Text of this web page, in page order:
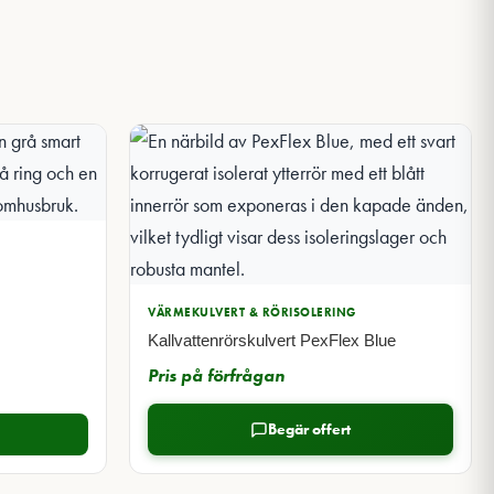
VÄRMEKULVERT & RÖRISOLERING
Kallvattenrörskulvert PexFlex Blue
Pris på förfrågan
Begär offert